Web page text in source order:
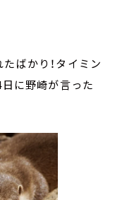
ばかり！タイミン
に野崎が言った